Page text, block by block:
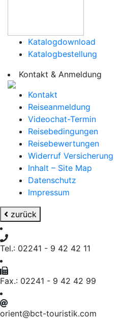
Katalogdownload
Katalogbestellung
Kontakt & Anmeldung
Kontakt
Reiseanmeldung
Videochat-Termin
Reisebedingungen
Reisebewertungen
Widerruf Versicherung
Inhalt – Site Map
Datenschutz
Impressum
zurück
Tel.: 02241 - 9 42 42 11
Fax.: 02241 - 9 42 42 99
orient@bct-touristik.com